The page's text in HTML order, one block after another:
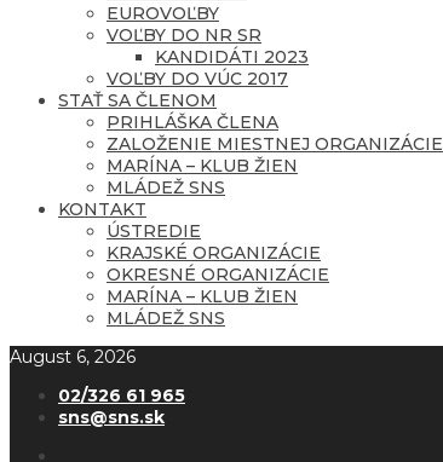
EUROVOĽBY
VOĽBY DO NR SR
KANDIDÁTI 2023
VOĽBY DO VÚC 2017
STAŤ SA ČLENOM
PRIHLÁŠKA ČLENA
ZALOŽENIE MIESTNEJ ORGANIZÁCIE
MARÍNA – KLUB ŽIEN
MLÁDEŽ SNS
KONTAKT
ÚSTREDIE
KRAJSKÉ ORGANIZÁCIE
OKRESNÉ ORGANIZÁCIE
MARÍNA – KLUB ŽIEN
MLÁDEŽ SNS
August 6, 2026
02/326 61 965
sns@sns.sk